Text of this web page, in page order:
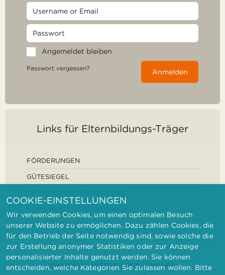
Angemeldet bleiben
Passwort vergessen? Anmelden
Links für Elternbildungs-Träger
FÖRDERUNGEN
GÜTESIEGEL
IMPRESSUM DATENSCHUTZ
KONTAKT
COOKIE-EINSTELLUNGEN
Wir verwenden Cookies, um einen optimalen Besuch
unserer Website zu ermöglichen. Dazu zählen Cookies, die
für den Betrieb der Seite notwendig sind, sowie solche die
zur Erstellung anonymer Statistiken oder zur Anzeige
personalisierter Inhalte genutzt werden. Sie können
entscheiden, welche Kategorien Sie zulassen wollen. Bitte